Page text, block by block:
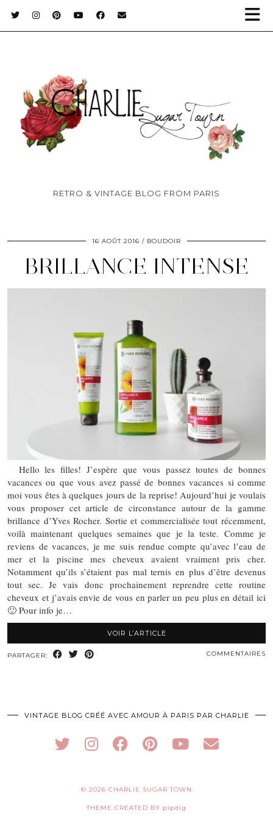
RETRO & VINTAGE BLOG FROM PARIS
16 AOÛT 2016 BOUDOIR
BRILLANCE INTENSE
Hello les filles! J’espère que vous passez toutes de bonnes
vacances ou que vous avez passé de bonnes vacances si comme
moi vous êtes à quelques jours de la reprise! Aujourd’hui je voulais
vous proposer cet article de circonstance autour de la gamme
brillance d’Yves Rocher. Sortie et commercialisée tout récemment,
voilà maintenant quelques semaines que je la teste. Comme je
reviens de vacances, je me suis rendue compte qu’avec l’eau de
mer et la piscine mes cheveux avaient vraiment pris cher.
Notamment qu’ils s’étaient pas mal ternis en plus d’être devenus
tout sec. Je vais donc prochainement reprendre cette routine
cheveux et j’avais envie de vous en parler un peu plus en détail ici
🙂 Pour info je…
VOIR L’ARTICLE
PARTAGER: COMMENTAIRES
VINTAGE BLOG CRÉÉ AVEC AMOUR À PARIS PAR CHARLIE
© 2026 CHARLIE SUGAR TOWN
THEME CREATED BY pipdig